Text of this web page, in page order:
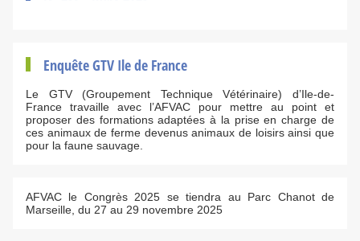
Enquête GTV Ile de France
Le GTV (Groupement Technique Vétérinaire) d’Ile-de-
France travaille avec l’AFVAC pour mettre au point et
proposer des formations adaptées à la prise en charge de
ces animaux de ferme devenus animaux de loisirs ainsi que
pour la faune sauvage.
AFVAC le Congrès 2025 se tiendra au Parc Chanot de
Marseille, du 27 au 29 novembre 2025